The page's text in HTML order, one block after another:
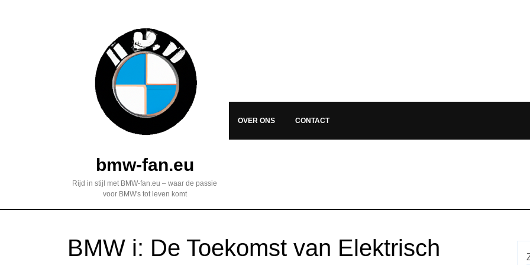
bmw-fan.eu
Rijd in stijl met BMW-fan.eu – waar de passie
voor BMW's tot leven komt
OVER ONS CONTACT
BMW i: De Toekomst van Elektrisch